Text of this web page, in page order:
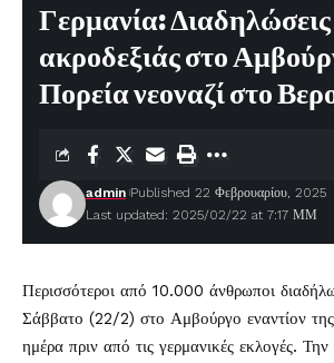
Γερμανία:
ακροδεξιάς στο
Πορεία νεοναζί στο
Last updated: 2025/02/22 at 7:17 ΜΜ
admin Published 22 Φεβρουαρίου, 2025
Περισσότεροι από 10.000 άνθρωποι
Σάββατο (22/2) στο Αμβούργο εναντίον της
ημέρα πριν από τις γερμανικές εκλογές. Την